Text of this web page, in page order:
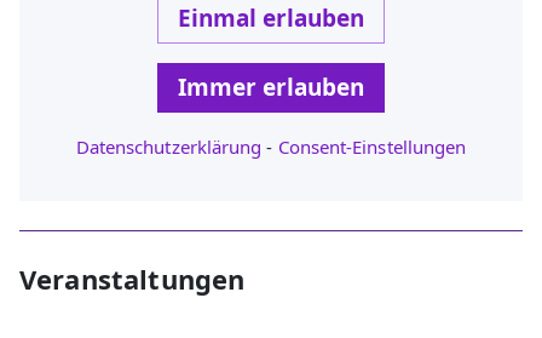
Einmal erlauben
Immer erlauben
Datenschutzerklärung - Consent-Einstellungen
Veranstaltungen